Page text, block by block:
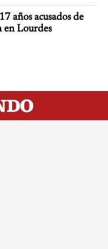
años acusados de
en Lourdes